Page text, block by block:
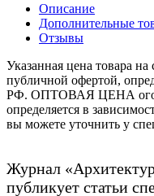
Описание
Дополнительные
Отзывы
Указанная цена товара
публичной офертой,
РФ. ОПТОВАЯ ЦЕНА
определяется в
вы можете уточнить у
Журнал
публикует статьи